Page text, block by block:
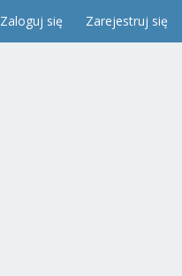
Zaloguj się Zarejestruj się